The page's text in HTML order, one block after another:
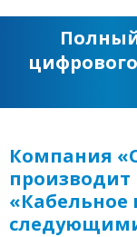
Компания
производит
«Кабельное